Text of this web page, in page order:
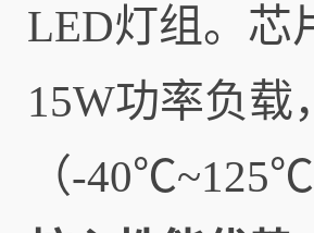
LED灯组。芯
15W功率负载
（-